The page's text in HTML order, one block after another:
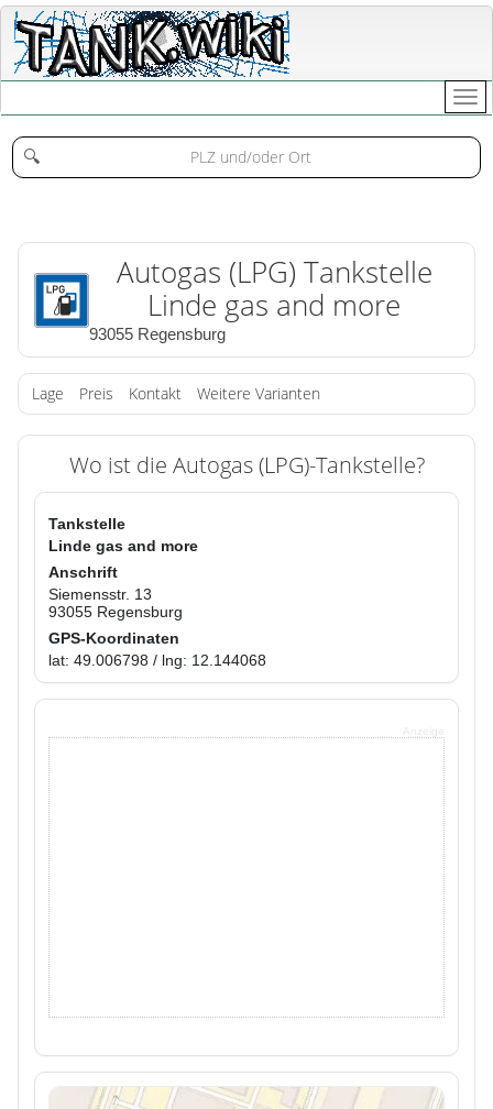
🔍
Autogas (LPG) Tankstelle
Linde gas and more
93055 Regensburg
Lage Preis Kontakt Weitere Varianten
Wo ist die Autogas (LPG)-Tankstelle?
Tankstelle
Linde gas and more
Anschrift
Siemensstr. 13
93055 Regensburg
GPS-Koordinaten
lat: 49.006798 / lng: 12.144068